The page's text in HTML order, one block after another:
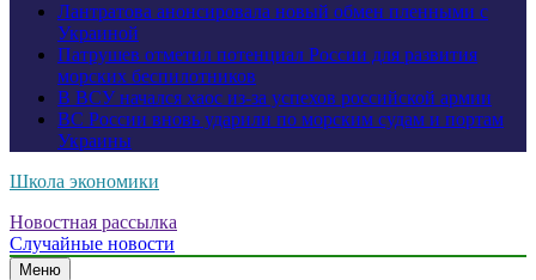
Лантратова анонсировала новый обмен пленными с
Украиной
Патрушев отметил потенциал России для развития
морских беспилотников
В ВСУ начался хаос из-за успехов российской армии
ВС России вновь ударили по морским судам и портам
Украины
Школа экономики
Новостная рассылка
Случайные новости
Меню